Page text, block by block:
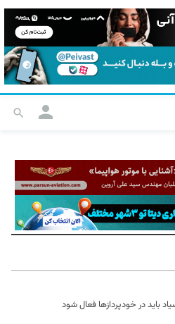
باید در خودپردازها فعال شود